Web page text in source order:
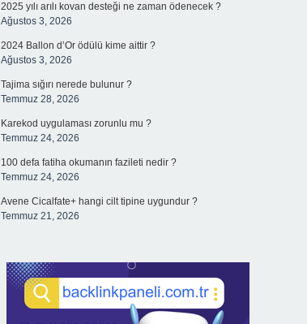
2025 yılı arılı kovan desteği ne zaman ödenecek ?
Ağustos 3, 2026
2024 Ballon d’Or ödülü kime aittir ?
Ağustos 3, 2026
Tajima sığırı nerede bulunur ?
Temmuz 28, 2026
Karekod uygulaması zorunlu mu ?
Temmuz 24, 2026
100 defa fatiha okumanın fazileti nedir ?
Temmuz 24, 2026
Avene Cicalfate+ hangi cilt tipine uygundur ?
Temmuz 21, 2026